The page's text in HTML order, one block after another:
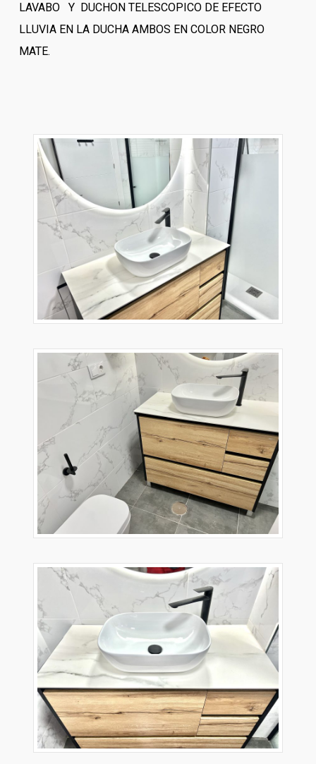
LAVABO Y DUCHON TELESCOPICO DE EFECTO
LLUVIA EN LA DUCHA AMBOS EN COLOR NEGRO
MATE.